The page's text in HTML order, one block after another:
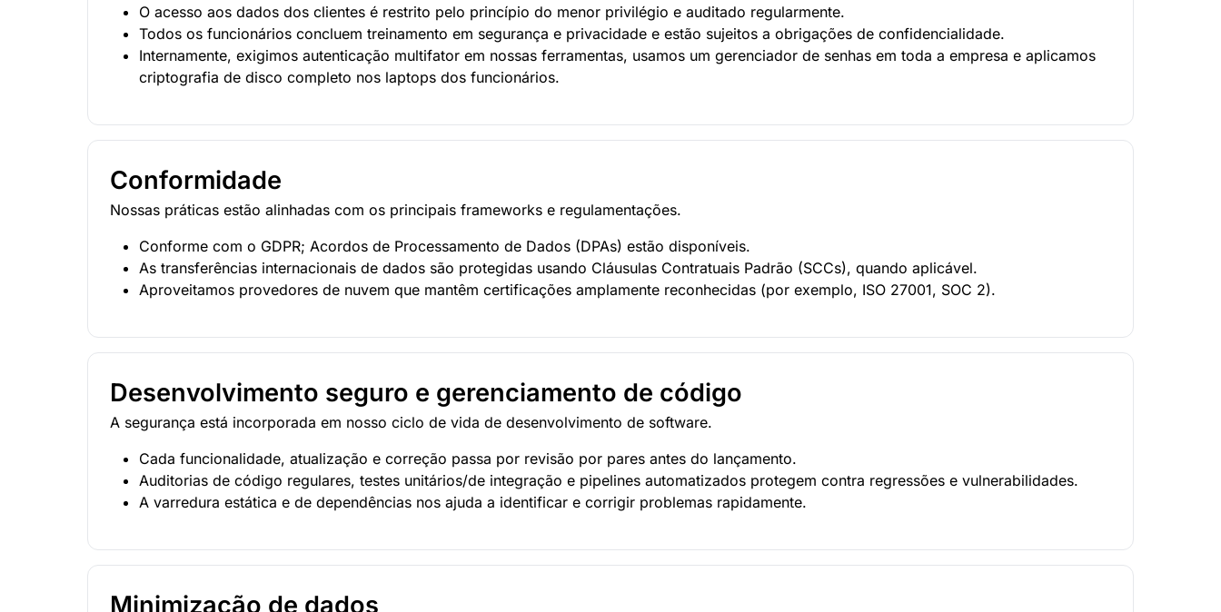
O acesso aos dados dos clientes é restrito pelo princípio do menor privilégio e auditado regularmente.
Todos os funcionários concluem treinamento em segurança e privacidade e estão sujeitos a obrigações de confidencialidade.
Internamente, exigimos autenticação multifator em nossas ferramentas, usamos um gerenciador de senhas em toda a empresa e aplicamos
criptografia de disco completo nos laptops dos funcionários.
Conformidade
Nossas práticas estão alinhadas com os principais frameworks e regulamentações.
Conforme com o GDPR; Acordos de Processamento de Dados (DPAs) estão disponíveis.
As transferências internacionais de dados são protegidas usando Cláusulas Contratuais Padrão (SCCs), quando aplicável.
Aproveitamos provedores de nuvem que mantêm certificações amplamente reconhecidas (por exemplo, ISO 27001, SOC 2).
Desenvolvimento seguro e gerenciamento de código
A segurança está incorporada em nosso ciclo de vida de desenvolvimento de software.
Cada funcionalidade, atualização e correção passa por revisão por pares antes do lançamento.
Auditorias de código regulares, testes unitários/de integração e pipelines automatizados protegem contra regressões e vulnerabilidades.
A varredura estática e de dependências nos ajuda a identificar e corrigir problemas rapidamente.
Minimização de dados